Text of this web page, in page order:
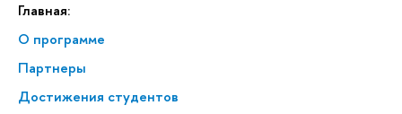
Главная:
О программе
Партнеры
Достижения студентов